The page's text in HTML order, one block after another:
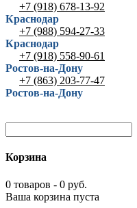
+7 (918) 678-13-92
Краснодар
+7 (988) 594-27-33
Краснодар
+7 (918) 558-90-61
Ростов-на-Дону
+7 (863) 203-77-47
Ростов-на-Дону
Корзина
0 товаров - 0 руб.
Ваша корзина пуста